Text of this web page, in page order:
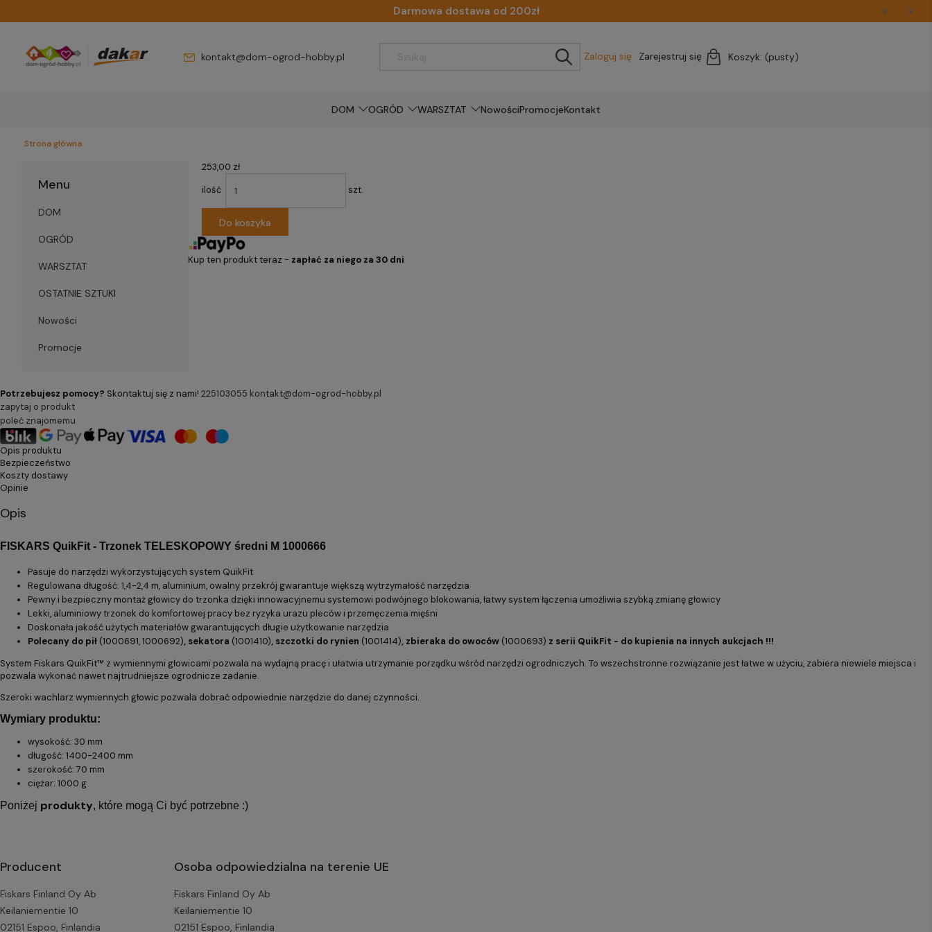
Darmowa dostawa od 200zł
kontakt@dom-ogrod-hobby.pl Zaloguj się Zarejestruj się Koszyk: (pusty)
DOM OGRÓD WARSZTAT NowościPromocjeKontakt
Strona główna
Menu
DOM
OGRÓD
WARSZTAT
OSTATNIE SZTUKI
Nowości
Promocje
253,00 zł
ilość
szt.
Do koszyka
Kup ten produkt teraz - zapłać za niego za 30 dni
Potrzebujesz pomocy? Skontaktuj się z nami! 225103055 kontakt@dom-ogrod-hobby.pl
zapytaj o produkt
poleć znajomemu
Opis produktu
Bezpieczeństwo
Koszty dostawy
Opinie
Opis
FISKARS QuikFit - Trzonek TELESKOPOWY średni M 1000666
Pasuje do narzędzi wykorzystujących system QuikFit
Regulowana długość: 1,4-2,4 m, aluminium, owalny przekrój gwarantuje większą wytrzymałość narzędzia
Pewny i bezpieczny montaż głowicy do trzonka dzięki innowacyjnemu systemowi podwójnego blokowania, łatwy system łączenia umożliwia szybką zmianę głowicy
Lekki, aluminiowy trzonek do komfortowej pracy bez ryzyka urazu pleców i przemęczenia mięśni
Doskonała jakość użytych materiałów gwarantujących długie użytkowanie narzędzia
Polecany do pił (1000691, 1000692), sekatora (1001410), szczotki do rynien (1001414), zbieraka do owoców (1000693) z serii QuikFit - do kupienia na innych aukcjach !!!
System Fiskars QuikFit™ z wymiennymi głowicami pozwala na wydajną pracę i ułatwia utrzymanie porządku wśród narzędzi ogrodniczych. To wszechstronne rozwiązanie jest łatwe w użyciu, zabiera niewiele miejsca i
pozwala wykonać nawet najtrudniejsze ogrodnicze zadanie.
Szeroki wachlarz wymiennych głowic pozwala dobrać odpowiednie narzędzie do danej czynności.
Wymiary produktu:
wysokość: 30 mm
długość: 1400-2400 mm
szerokość: 70 mm
ciężar: 1000 g
Poniżej produkty, które mogą Ci być potrzebne :)
Producent
Fiskars Finland Oy Ab
Keilaniementie 10
02151 Espoo, Finlandia
Osoba odpowiedzialna na terenie UE
Fiskars Finland Oy Ab
Keilaniementie 10
02151 Espoo, Finlandia